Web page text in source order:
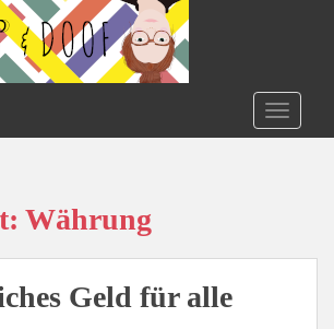
Währung
Geld für alle